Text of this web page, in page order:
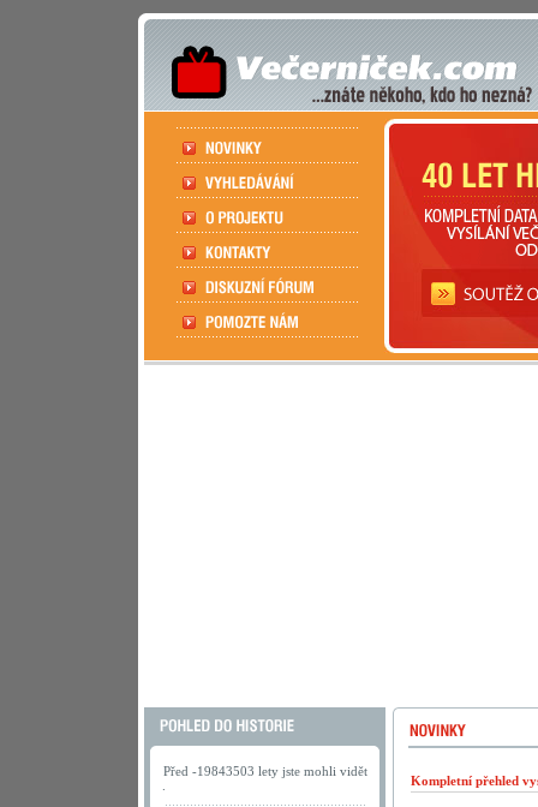
Před -19843503 lety jste mohli vidět
Kompletní přehled